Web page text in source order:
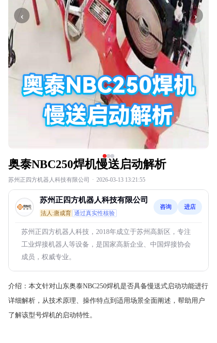
‹ ›
奥泰NBC250焊机慢送启动解析
苏州正四方机器人科技有限公司 · 2026-03-13 13:21:55
苏州正四方机器人科技有限公司
法人:唐成育 通过真实性核验
咨询 进店
苏州正四方机器人科技，2018年成立于苏州高新区，专注
工业焊接机器人等设备，是国家高新企业、中国焊接协会
成员，权威专业。
介绍： 本文针对山东奥泰NBC250焊机是否具备慢送式启动功能进行
详细解析，从技术原理、操作特点到适用场景全面阐述，帮助用户
了解该型号焊机的启动特性。